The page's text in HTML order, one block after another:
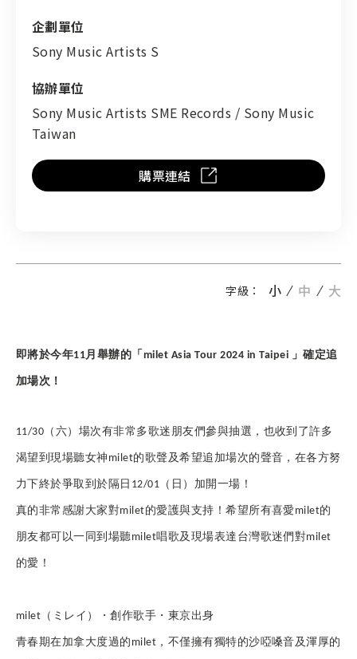
企劃單位
Sony Music Artists S
協辦單位
Sony Music Artists SME Records / Sony Music
Taiwan
購票連結
字級： 小 中 大
即將於今年11月舉辦的「milet Asia Tour 2024 in Taipei 」確定追
加場次！
11/30 （六）場次有非常多歌迷朋友們參與抽選，也收到了許多
渴望到現場聽女神milet的歌聲及希望追加場次的聲音，在各方努
力下終於爭取到於隔日12/01（日）加開一場！
真的非常感謝大家對milet的愛護與支持！希望所有喜愛milet的
朋友都可以一同到場聽milet唱歌及現場表達台灣歌迷們對milet
的愛！
milet （ミレイ）・創作歌手・東京出身
青春期在加拿大度過的milet，不僅擁有獨特的沙啞嗓音及渾厚的